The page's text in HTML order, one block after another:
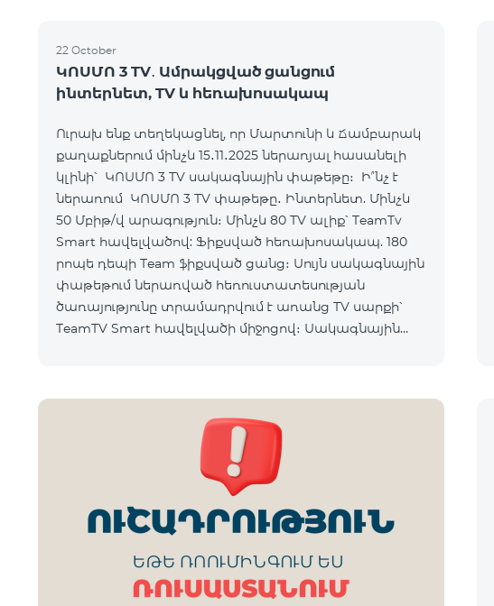
22 October
ԿՈՍՄՈ 3 TV․ Ամրակցված ցանցում
ինտերնետ, TV և հեռախոսակապ
Ուրախ ենք տեղեկացնել, որ Մարտունի և Ճամբարակ
քաղաքներում մինչև 15․11․2025 ներառյալ հասանելի
կլինի՝ ԿՈՍՄՈ 3 TV սակագնային փաթեթը։ Ի՞նչ է
ներառում ԿՈՍՄՈ 3 TV փաթեթը․ Ինտերնետ. Մինչև
50 Մբիթ/վ արագություն։ Մինչև 80 TV ալիք՝ TeamTv
Smart հավելվածով: Ֆիքսված հեռախոսակապ. 180
րոպե դեպի Team ֆիքսված ցանց։ Սույն սակագնային
փաթեթում ներառված հեռուստատեսության
ծառայությունը տրամադրվում է առանց TV սարքի՝
TeamTV Smart հավելվածի միջոցով։ Սակագնային